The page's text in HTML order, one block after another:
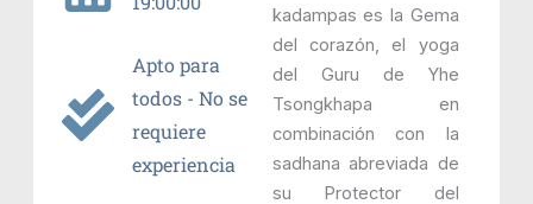
Apto para
todos - No se
requiere
experiencia
kadampas es la Gema
del corazón, el yoga
del Guru de Yhe
Tsongkhapa en
combinación con la
sadhana abreviada de
su Protector del